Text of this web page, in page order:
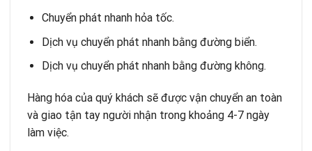
Chuyển phát nhanh hỏa tốc.
Dịch vụ chuyển phát nhanh bằng đường biển.
Dịch vụ chuyển phát nhanh bằng đường không.
Hàng hóa của quý khách sẽ được vận chuyển an toàn
và giao tận tay người nhận trong khoảng 4-7 ngày
làm việc.